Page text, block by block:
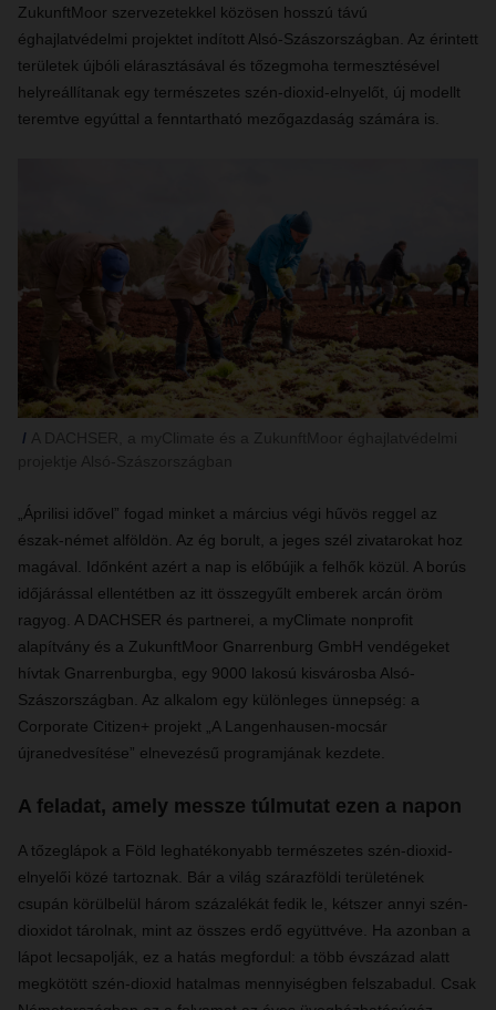
ZukunftMoor szervezetekkel közösen hosszú távú
éghajlatvédelmi projektet indított Alsó-Szászországban. Az érintett
területek újbóli elárasztásával és tőzegmoha termesztésével
helyreállítanak egy természetes szén-dioxid-elnyelőt, új modellt
teremtve egyúttal a fenntartható mezőgazdaság számára is.
„Áprilisi idővel” fogad minket a március végi hűvös reggel az
észak-német alföldön. Az ég borult, a jeges szél zivatarokat hoz
magával. Időnként azért a nap is előbújik a felhők közül. A borús
időjárással ellentétben az itt összegyűlt emberek arcán öröm
ragyog. A DACHSER és partnerei, a myClimate nonprofit
alapítvány és a ZukunftMoor Gnarrenburg GmbH vendégeket
hívtak Gnarrenburgba, egy 9000 lakosú kisvárosba Alsó-
Szászországban. Az alkalom egy különleges ünnepség: a
Corporate Citizen+ projekt „A Langenhausen-mocsár
újranedvesítése” elnevezésű programjának kezdete.
A feladat, amely messze túlmutat ezen a napon
A tőzeglápok a Föld leghatékonyabb természetes szén-dioxid-
elnyelői közé tartoznak. Bár a világ szárazföldi területének
csupán körülbelül három százalékát fedik le, kétszer annyi szén-
dioxidot tárolnak, mint az összes erdő együttvéve. Ha azonban a
lápot lecsapolják, ez a hatás megfordul: a több évszázad alatt
megkötött szén-dioxid hatalmas mennyiségben felszabadul. Csak